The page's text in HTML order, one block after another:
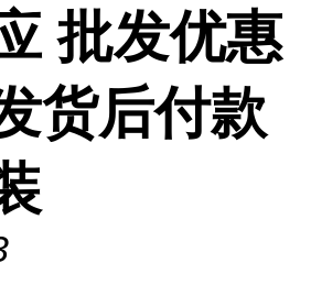
批发优惠
货后付款